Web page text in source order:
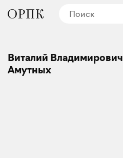
Виталий Владимирович
Амутных